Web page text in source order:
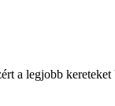
a legjobb